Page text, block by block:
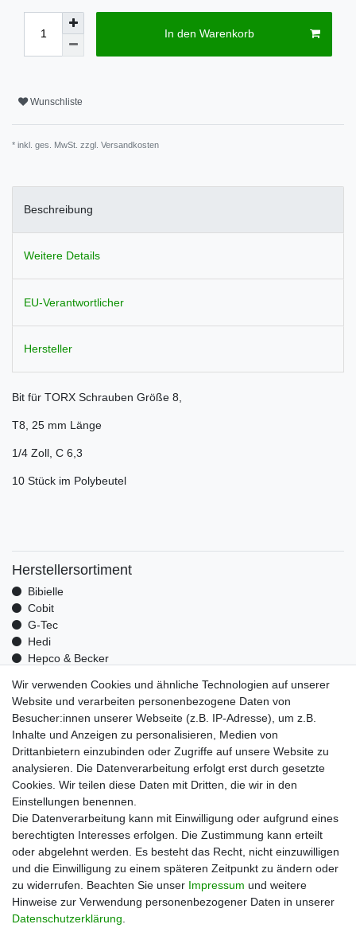
In den Warenkorb
Wunschliste
* inkl. ges. MwSt. zzgl. Versandkosten
Beschreibung
Weitere Details
EU-Verantwortlicher
Hersteller
Bit für TORX Schrauben Größe 8,
T8, 25 mm Länge
1/4 Zoll, C 6,3
10 Stück im Polybeutel
Herstellersortiment
Bibielle
Cobit
G-Tec
Hedi
Hepco & Becker
Optrel
Pressol
Telwin
Mehr über uns
Zahlungsarten
Versand
Kontakt
Unsere Kaufabwicklung ist durch SSL gesichert
Wir verwenden Cookies und ähnliche Technologien auf unserer
Website und verarbeiten personenbezogene Daten von
Besucher:innen unserer Webseite (z.B. IP-Adresse), um z.B.
Inhalte und Anzeigen zu personalisieren, Medien von
Drittanbietern einzubinden oder Zugriffe auf unsere Website zu
analysieren. Die Datenverarbeitung erfolgt erst durch gesetzte
Cookies. Wir teilen diese Daten mit Dritten, die wir in den
Einstellungen benennen.
Die Datenverarbeitung kann mit Einwilligung oder aufgrund eines
berechtigten Interesses erfolgen. Die Zustimmung kann erteilt
oder abgelehnt werden. Es besteht das Recht, nicht einzuwilligen
und die Einwilligung zu einem späteren Zeitpunkt zu ändern oder
zu widerrufen. Beachten Sie unser Impressum und weitere
Hinweise zur Verwendung personenbezogener Daten in unserer
Daten­schutz­erklärung